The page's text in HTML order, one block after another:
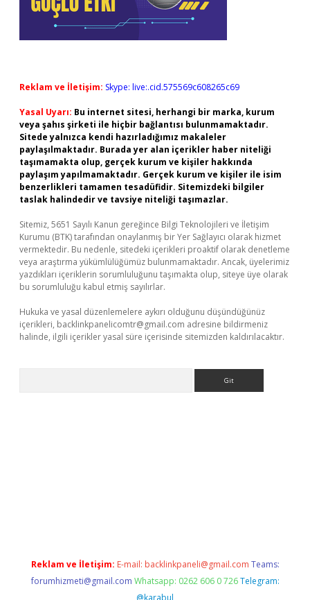
Reklam ve İletişim: Skype: live:.cid.575569c608265c69
Yasal Uyarı: Bu internet sitesi, herhangi bir marka, kurum
veya şahıs şirketi ile hiçbir bağlantısı bulunmamaktadır.
Sitede yalnızca kendi hazırladığımız makaleler
paylaşılmaktadır. Burada yer alan içerikler haber niteliği
taşımamakta olup, gerçek kurum ve kişiler hakkında
paylaşım yapılmamaktadır. Gerçek kurum ve kişiler ile isim
benzerlikleri tamamen tesadüfidir. Sitemizdeki bilgiler
taslak halindedir ve tavsiye niteliği taşımazlar.
Sitemiz, 5651 Sayılı Kanun gereğince Bilgi Teknolojileri ve İletişim
Kurumu (BTK) tarafından onaylanmış bir Yer Sağlayıcı olarak hizmet
vermektedir. Bu nedenle, sitedeki içerikleri proaktif olarak denetleme
veya araştırma yükümlülüğümüz bulunmamaktadır. Ancak, üyelerimiz
yazdıkları içeriklerin sorumluluğunu taşımakta olup, siteye üye olarak
bu sorumluluğu kabul etmiş sayılırlar.
Hukuka ve yasal düzenlemelere aykırı olduğunu düşündüğünüz
içerikleri, backlinkpanelicomtr@gmail.com adresine bildirmeniz
halinde, ilgili içerikler yasal süre içerisinde sitemizden kaldırılacaktır.
Reklam ve İletişim: E-mail: backlinkpaneli@gmail.com Teams:
forumhizmeti@gmail.com Whatsapp: 0262 606 0 726 Telegram:
@karabul